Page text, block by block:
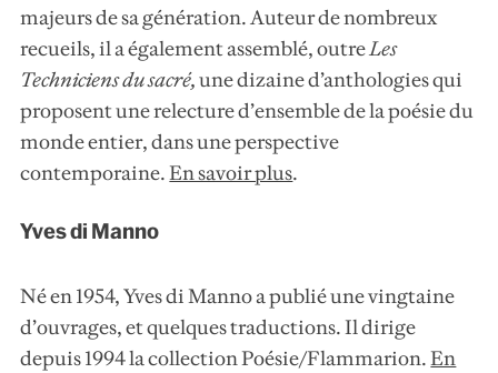
majeurs de sa génération. Auteur de nombreux
recueils, il a également assemblé, outreLes
Techniciens du sacré,une dizaine d’anthologies qui
proposent une relecture d’ensemble de la poésie du
monde entier, dans une perspective
contemporaine.En savoir plus.
Yves di Manno
Né en 1954, Yves di Manno a publié une vingtaine
d’ouvrages, et quelques traductions. Il dirige
depuis 1994 la collection Poésie/Flammarion.En